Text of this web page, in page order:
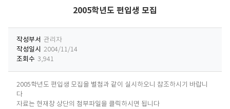
2005학년도 편입생 모집
작성부서 관리자
작성일시 2004/11/14
조회수 3,941
2005학년도 편입생 모집을 별첨과 같이 실시하오니 참조하시기 바랍니
다
자료는 현재창 상단의 첨부파일을 클릭하시면 됩니다